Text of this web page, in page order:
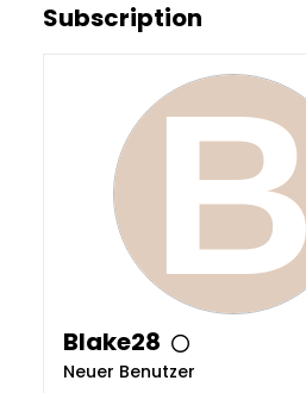
Subscription
Blake28
Neuer Benutzer